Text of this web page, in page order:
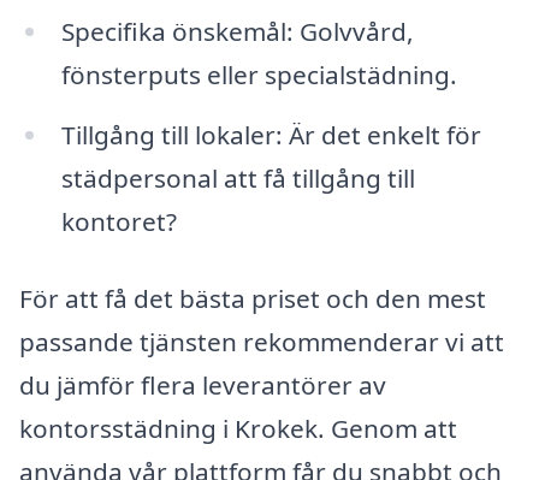
Specifika önskemål: Golvvård,
fönsterputs eller specialstädning.
Tillgång till lokaler: Är det enkelt för
städpersonal att få tillgång till
kontoret?
För att få det bästa priset och den mest
passande tjänsten rekommenderar vi att
du jämför flera leverantörer av
kontorsstädning i Krokek. Genom att
använda vår plattform får du snabbt och